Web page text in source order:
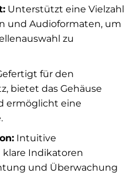
Unterstützt eine Vielzahl
und Audioformaten, um
zu
für den
bietet das Gehäuse
ermöglicht eine
Intuitive
Indikatoren
und Überwachung